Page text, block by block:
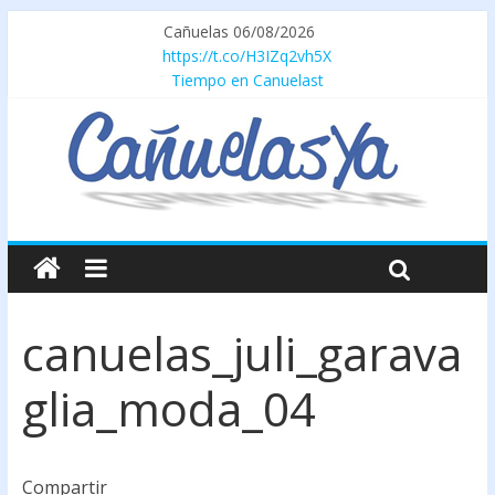
Cañuelas 06/08/2026
https://t.co/H3IZq2vh5X
Tiempo en Canuelast
canuelas_juli_garava
glia_moda_04
Compartir